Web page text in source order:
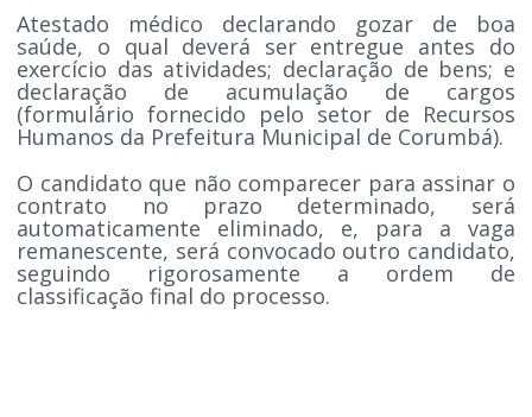
Atestado médico declarando gozar de boa
saúde, o qual deverá ser entregue antes do
exercício das atividades; declaração de bens; e
declaração de acumulação de cargos
(formulário fornecido pelo setor de Recursos
Humanos da Prefeitura Municipal de Corumbá).
O candidato que não comparecer para assinar o
contrato no prazo determinado, será
automaticamente eliminado, e, para a vaga
remanescente, será convocado outro candidato,
seguindo rigorosamente a ordem de
classificação final do processo.